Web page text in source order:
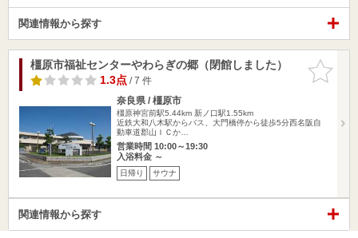
関連情報から探す
お気に入
りに追加
橿原市福祉センターやわらぎの郷（閉館しました）
1.3点/ 7 件
奈良県 / 橿原市
橿原神宮前駅5.44km 新ノ口駅1.55km
近鉄大和八木駅からバス、大門橋停から徒歩5分西名阪自
動車道郡山ＩＣか…
営業時間 10:00～19:30
入浴料金 ～
日帰り サウナ
関連情報から探す